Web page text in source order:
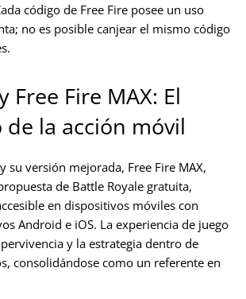
código de Free Fire posee un uso
no es posible canjear el mismo código
Free Fire MAX: El
la acción móvil
su versión mejorada, Free Fire MAX,
de Battle Royale gratuita,
en dispositivos móviles con
Android e iOS. La experiencia de juego
y la estrategia dentro de
consolidándose como un referente en